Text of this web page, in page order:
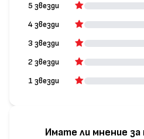
5 звезди
4 звезди
3 звезди
2 звезди
1 звезди
Имате ли мнение